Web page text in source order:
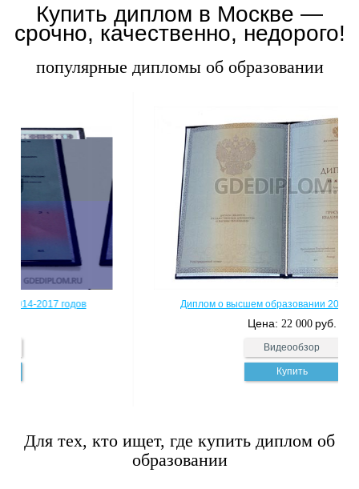
Купить диплом в Москве —
срочно, качественно, недорого!
популярные дипломы об образовании
Диплом о высшем образовании 2012-2013 годов
Для тех, кто ищет, где купить диплом об
образовании